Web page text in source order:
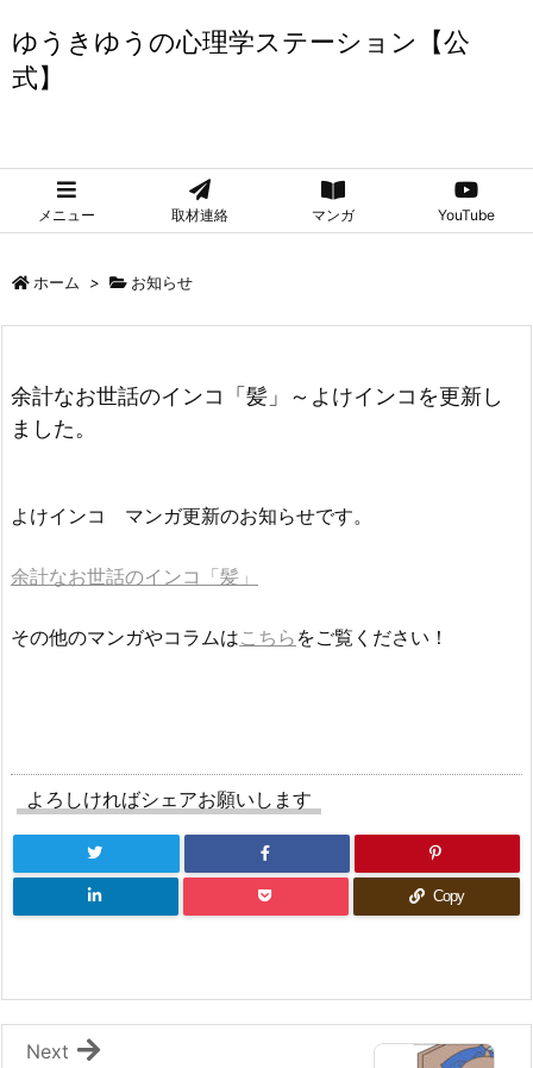
ゆうきゆうの心理学ステーション【公
式】
メニュー 取材連絡 マンガ YouTube
ホーム > お知らせ
余計なお世話のインコ「髪」～よけインコを更新し
ました。
よけインコ マンガ更新のお知らせです。
余計なお世話のインコ「髪」
その他のマンガやコラムはこちら をご覧ください！
よろしければシェアお願いします
Copy
Next